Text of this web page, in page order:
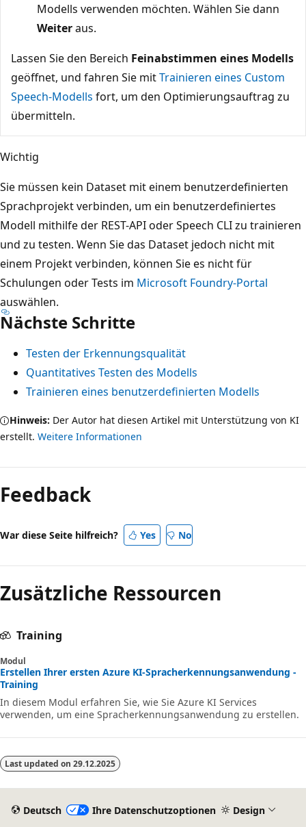
Modells verwenden möchten. Wählen Sie dann
Weiteraus.
Lassen Sie den Bereich Feinabstimmen eines Modells
geöffnet, und fahren Sie mitTrainieren eines Custom
Speech-Modells fort, um den Optimierungsauftrag zu
übermitteln.
Wichtig
Sie müssen kein Dataset mit einem benutzerdefinierten
Sprachprojekt verbinden, um ein benutzerdefiniertes
Modell mithilfe der REST-API oder Speech CLI zu trainieren
und zu testen. Wenn Sie das Dataset jedoch nicht mit
einem Projekt verbinden, können Sie es nicht für
Schulungen oder Tests im Microsoft Foundry-Portal
auswählen.
Nächste Schritte
Testen der Erkennungsqualität
Quantitatives Testen des Modells
Trainieren eines benutzerdefinierten Modells
Hinweis: Der Autor hat diesen Artikel mit Unterstützung von KI
erstellt. Weitere Informationen
deaktiviert
Feedback
War diese Seite hilfreich? Yes No
Zusätzliche Ressourcen
Training
Modul
Erstellen Ihrer ersten Azure KI-Spracherkennungsanwendung -
Training
In diesem Modul erfahren Sie, wie Sie Azure KI Services
verwenden, um eine Spracherkennungsanwendung zu erstellen.
Last updated on 29.12.2025
Deutsch Ihre Datenschutzoptionen Design